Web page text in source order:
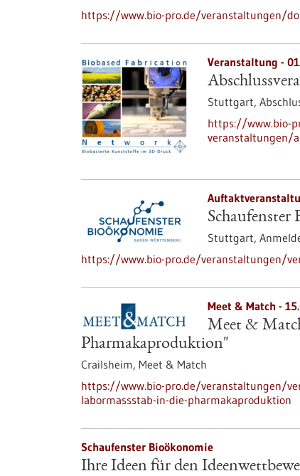
https://www.bio-pro.de/veranstaltungen/
Veranstaltung -
Stuttgart,
https://www.bio-
veranstaltungen/
Schaufenster
Stuttgart,
https://www.bio-pro.de/veranstaltungen/
Meet & Match -
Meet &
Pharmakaproduktion"
Crailsheim, Meet & Match
https://www.bio-pro.de/veranstaltungen/
labormassstab-in-die-pharmakaproduktion
Schaufenster Bioökonomie
Ihre Ideen für den